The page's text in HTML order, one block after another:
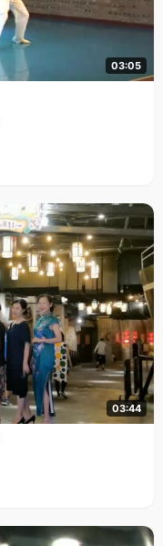
03:05
03:44